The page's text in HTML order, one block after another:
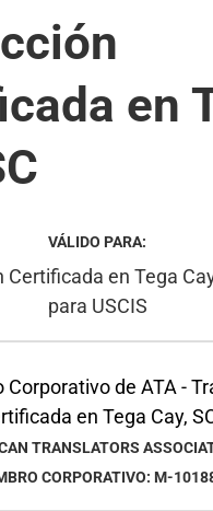
en
VÁLIDO PARA:
TRANSLATORS
CORPORATIVO: M-